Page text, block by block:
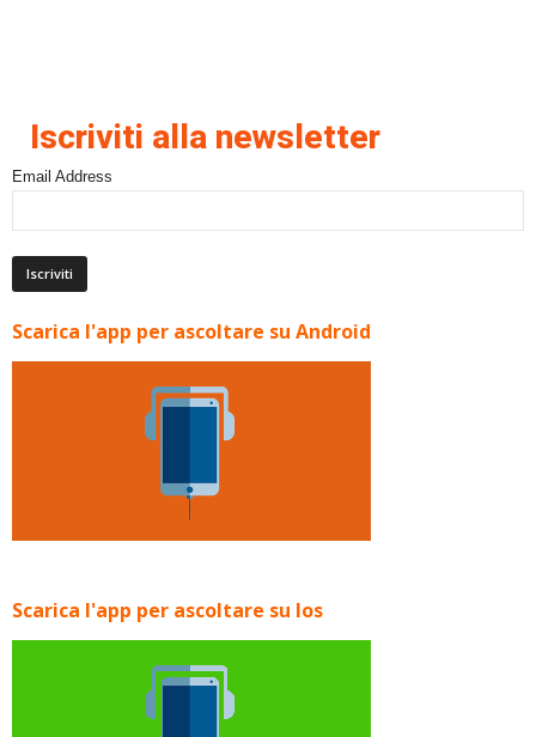
Iscriviti alla newsletter
Email Address
Scarica l'app per ascoltare su Android
Scarica l'app per ascoltare su Ios